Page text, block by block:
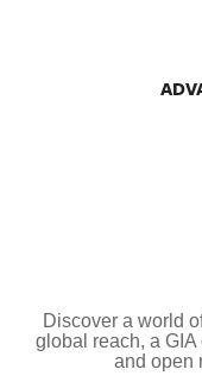
Discover a world
global reach, a
and open